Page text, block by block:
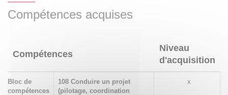
Compétences acquises
Compétences
Niveau
d'acquisition
Bloc de
compétences
108 Conduire un projet
(pilotage, coordination
x